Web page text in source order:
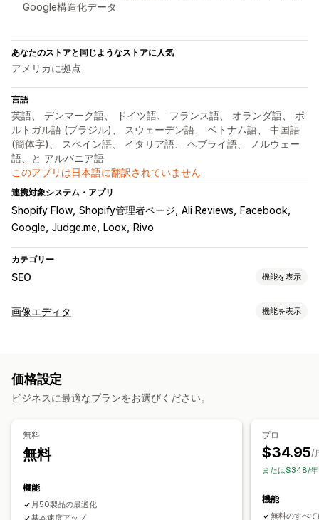
Google構造化データ
あなたのストアと同じようなストアに人気
アメリカに拠点
言語
英語、 デンマーク語、 ドイツ語、 フランス語、 オランダ語、 ポ
ルトガル語 (ブラジル)、 スウェーデン語、 ベトナム語、 中国語
(簡体字)、 スペイン語、 イタリア語、 ヘブライ語、 ノルウェー
語、と アルバニア語
このアプリは日本語に翻訳されていません
連携対象システム・アプリ
Shopify Flow Shopify管理者ページ Ali Reviews
Facebook
Google Judge.me Loox Rivo
カテゴリー
SEO 機能を表示
SEOツール
メタタグ リッチスニペット
AI生成 ローカルSEO URLの最適化 画像の最適化
テーマの最適化
SEOスコア
キーワード分析 スピード分析
画像エディタ 機能を表示
一括編集
価格設定
ビジネスに最適なプランをお選びください。
無料
無料
機能
月50製品の最適化
プロ
$34.95/
または$348/年
機能
無料のすべ